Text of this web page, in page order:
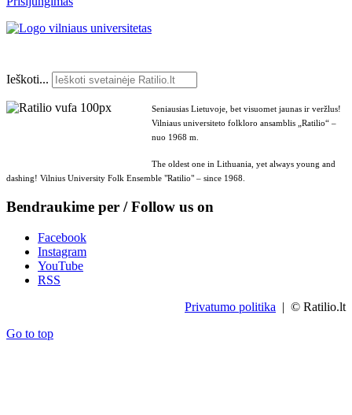
Ieškoti...
Seniausias Lietuvoje, bet visuomet jaunas ir veržlus!
Vilniaus universiteto folkloro ansamblis „Ratilio“ –
nuo 1968 m.
The oldest one in Lithuania, yet always young and
dashing! Vilnius University Folk Ensemble "Ratilio" – since 1968.
Bendraukime per / Follow us on
Facebook
Instagram
YouTube
RSS
Privatumo politika | © Ratilio.lt
Go to top